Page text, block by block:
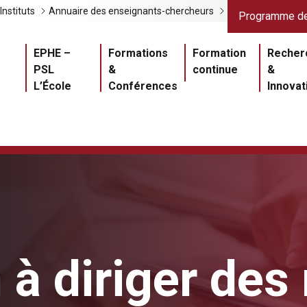
Navigation
EPHE –
PSL
L’École
Formations
&
Conférences
Formation
continue
&
Liens gris
Instituts Annuaire des enseignants-chercheurs Programme
Master
diriger des